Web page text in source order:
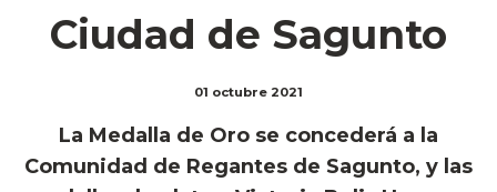
Ciudad de Sagunto
01 octubre 2021
La Medalla de Oro se concederá a la
Comunidad de Regantes de Sagunto, y las